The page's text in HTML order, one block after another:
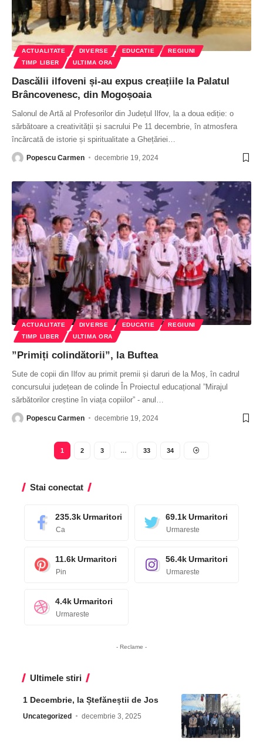
ACTUALITATE DIVERSE EDUCATIE
REGIUNI
TIMP LIBER
ULTIMA ORA
Dascălii ilfoveni și-au expus creațiile la Palatul
Brâncovenesc, din Mogoșoaia
Salonul de Artă al Profesorilor din Județul Ilfov, la a doua ediție: o
sărbătoare a creativității și sacrului Pe 11 decembrie, în atmosfera
încărcată de istorie și spiritualitate a Ghețăriei
Popescu Carmen decembrie 19, 2024
ACTUALITATE DIVERSE EDUCATIE
REGIUNI
TIMP LIBER
ULTIMA ORA
”Primiți colindătorii”, la Buftea
Sute de copii din Ilfov au primit premii și daruri de la Moș, în cadrul
concursului județean de colinde În Proiectul educațional ”Mirajul
sărbătorilor creștine în viața copiilor” - anul
Popescu Carmen decembrie 19, 2024
1 2 3 … 33 34
Stai conectat
235.3k Urmaritori
Ca
69.1k Urmaritori
Urmareste
11.6k Urmaritori
Pin
56.4k Urmaritori
Urmareste
4.4k Urmaritori
Urmareste
- Reclame -
Ultimele stiri
1 Decembrie, la Ștefăneștii de Jos
Uncategorized decembrie 3, 2025